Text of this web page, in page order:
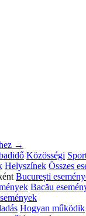
→
Közösségi
Helyszínek Összes
București
Bacău
Hogyan működik